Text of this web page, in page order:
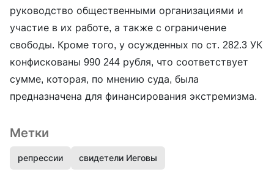
руководство общественными организациями и
участие в их работе, а также с ограничение
свободы. Кроме того, у осужденных по ст. 282.3 УК
конфискованы 990 244 рубля, что соответствует
сумме, которая, по мнению суда, была
предназначена для финансирования экстремизма.
Метки
репрессии свидетели Иеговы